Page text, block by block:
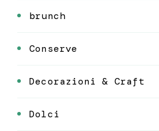
brunch
Conserve
Decorazioni & Craft
Dolci